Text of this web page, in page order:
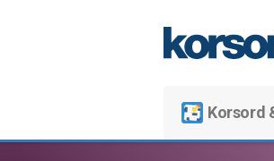
Korsord